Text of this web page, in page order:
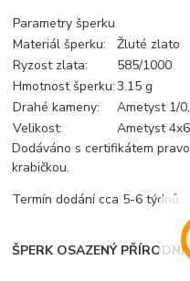
Parametry šperku
Materiál šperku:
Žluté zlato
Ryzost zlata:
585/1000
Hmotnost šperku:3.15 g
Drahé kameny:
Ametyst 1/
Velikost:
Ametyst
Dodáváno s certifikátem
krabičkou.
Termín dodání cca 5-6 týdnů.
ŠPERK OSAZENÝ